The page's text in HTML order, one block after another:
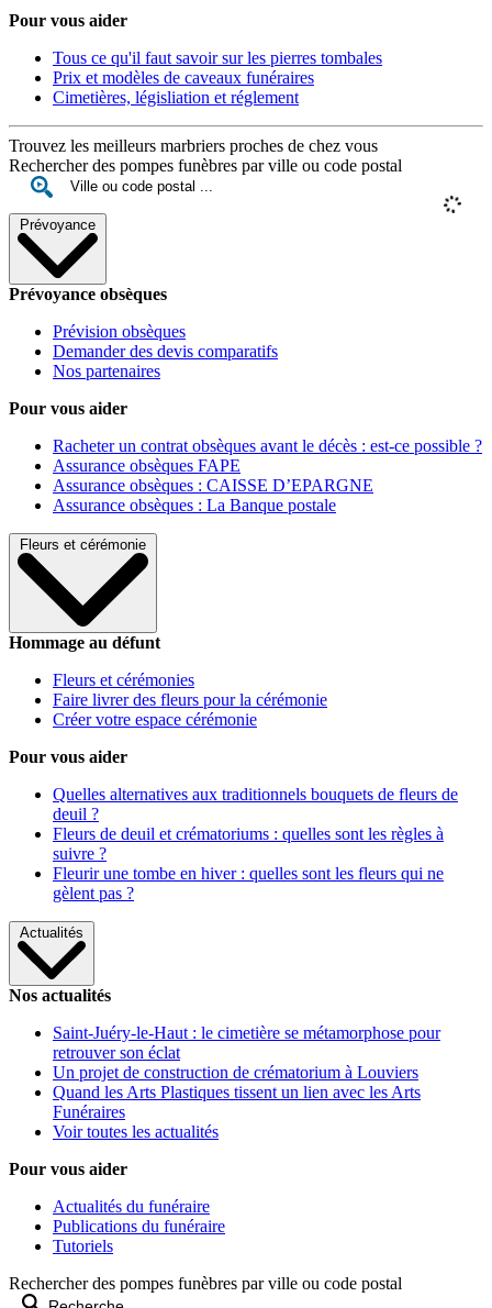
Pour vous aider
Tous ce qu'il faut savoir sur les pierres tombales
Prix et modèles de caveaux funéraires
Cimetières, législiation et réglement
Trouvez les meilleurs marbriers proches de chez vous
Rechercher des pompes funèbres par ville ou code postal
Prévoyance
Prévoyance obsèques
Prévision obsèques
Demander des devis comparatifs
Nos partenaires
Pour vous aider
Racheter un contrat obsèques avant le décès : est-ce possible ?
Assurance obsèques FAPE
Assurance obsèques : CAISSE D’EPARGNE
Assurance obsèques : La Banque postale
Fleurs et cérémonie
Hommage au défunt
Fleurs et cérémonies
Faire livrer des fleurs pour la cérémonie
Créer votre espace cérémonie
Pour vous aider
Quelles alternatives aux traditionnels bouquets de fleurs de
deuil ?
Fleurs de deuil et crématoriums : quelles sont les règles à
suivre ?
Fleurir une tombe en hiver : quelles sont les fleurs qui ne
gèlent pas ?
Actualités
Nos actualités
Saint-Juéry-le-Haut : le cimetière se métamorphose pour
retrouver son éclat
Un projet de construction de crématorium à Louviers
Quand les Arts Plastiques tissent un lien avec les Arts
Funéraires
Voir toutes les actualités
Pour vous aider
Actualités du funéraire
Publications du funéraire
Tutoriels
Rechercher des pompes funèbres par ville ou code postal